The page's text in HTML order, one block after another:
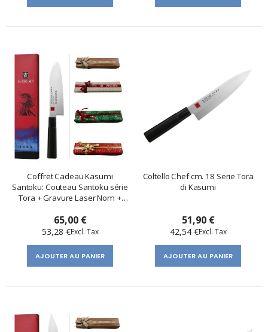
Coffret Cadeau Kasumi
Santoku: Couteau Santoku série
Tora + Gravure Laser Nom +
65,00 €
53,28 €
AJOUTER AU PANIER
Coltello Chef cm. 18 Serie Tora
di Kasumi
51,90 €
42,54 €
AJOUTER AU PANIER